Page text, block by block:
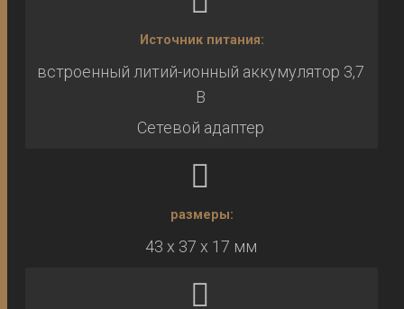
Источник питания:
встроенный литий-ионный аккумулятор 3,7
В
Сетевой адаптер
размеры:
43 х 37 х 17 мм